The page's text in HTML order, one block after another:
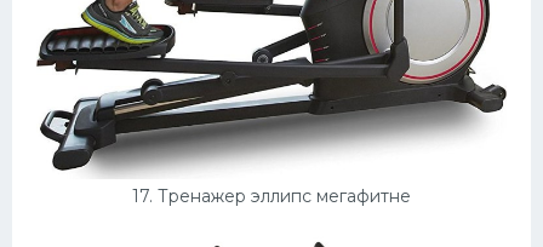
17. Тренажер эллипс мегафитне